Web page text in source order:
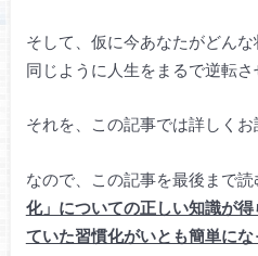
そして、仮に今あなたがどん
同じように人生をまるで逆転
それを、この記事では詳しくお
なので、この記事を最後まで読
化」についての正しい知識が
ていた習慣化がいとも簡単にな